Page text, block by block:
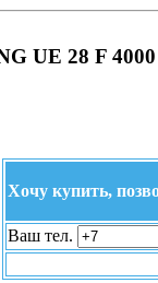
UE 28 F
Хочу купить,
Ваш тел.